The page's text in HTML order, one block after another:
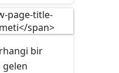
çalışır.
dersi ve
bir
gelen